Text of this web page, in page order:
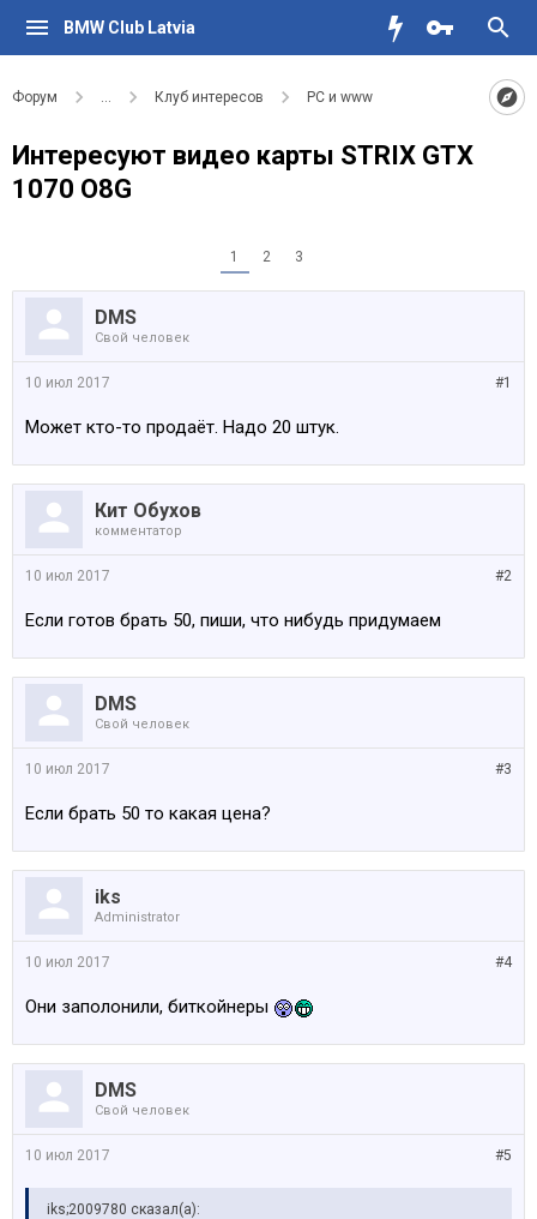
BMW Club Latvia
Форум ... Клуб интересов PC и www
Интересуют видео карты STRIX GTX
1070 O8G
1 2 3
DMS
Свой человек
#1
10 июл 2017
Может кто-то продаёт. Надо 20 штук.
Кит Обухов
комментатор
#2
10 июл 2017
Если готов брать 50, пиши, что нибудь придумаем
DMS
Свой человек
#3
10 июл 2017
Если брать 50 то какая цена?
iks
Administrator
#4
10 июл 2017
Они заполонили, биткойнеры
DMS
Свой человек
#5
10 июл 2017
iks;2009780 сказал(а):